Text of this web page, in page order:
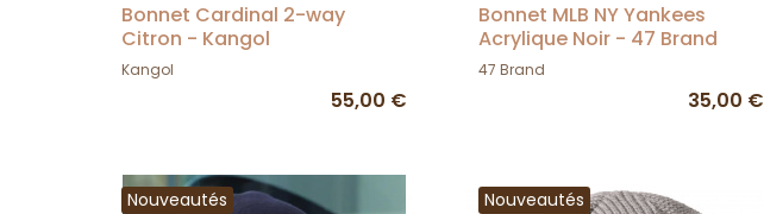
Bonnet Cardinal 2-way
Citron - Kangol
Kangol
55,00 €
Bonnet MLB NY Yankees
Acrylique Noir - 47 Brand
47 Brand
35,00 €
Nouveautés Nouveautés